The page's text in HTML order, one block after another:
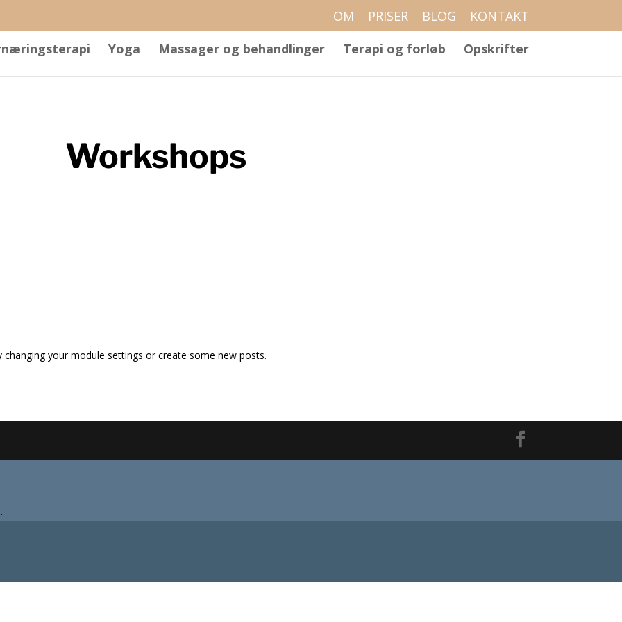
OM PRISER BLOG
KONTAKT
Yoga Massager og behandlinger Terapi og forløb Opskrifter
Workshops
your module settings or create some new posts.